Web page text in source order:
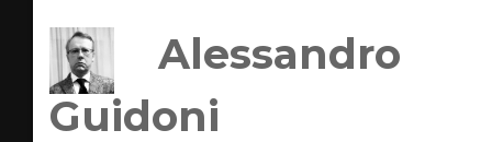
Alessandro
Guidoni